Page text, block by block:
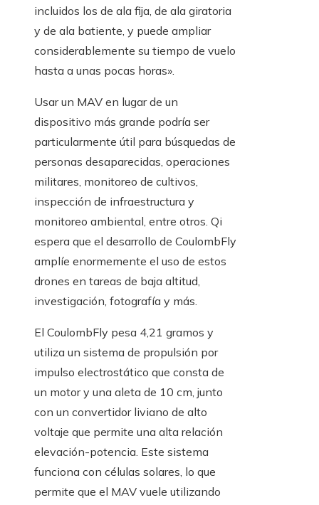
incluidos los de ala fija, de ala giratoria
y de ala batiente, y puede ampliar
considerablemente su tiempo de vuelo
hasta a unas pocas horas».
Usar un MAV en lugar de un
dispositivo más grande podría ser
particularmente útil para búsquedas de
personas desaparecidas, operaciones
militares, monitoreo de cultivos,
inspección de infraestructura y
monitoreo ambiental, entre otros. Qi
espera que el desarrollo de CoulombFly
amplíe enormemente el uso de estos
drones en tareas de baja altitud,
investigación, fotografía y más.
El CoulombFly pesa 4,21 gramos y
utiliza un sistema de propulsión por
impulso electrostático que consta de
un motor y una aleta de 10 cm, junto
con un convertidor liviano de alto
voltaje que permite una alta relación
elevación-potencia. Este sistema
funciona con células solares, lo que
permite que el MAV vuele utilizando